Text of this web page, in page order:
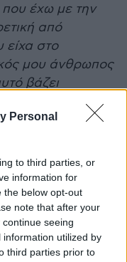
Personal
to third parties, or
information for
the below opt-out
note that after your
seeing
utilized by
third parties prior to
έχω με την
από
είχα στο
μου άνθρωπος
βάζει
κάνω και τη
γίνεται. Οπότε
ο Στέφανος
έκαναν